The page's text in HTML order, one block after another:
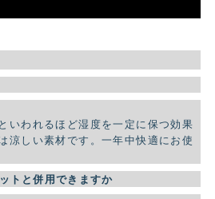
いわれるほど湿度を一定に保つ効果
涼しい素材です。一年中快適にお使
トと併用できますか